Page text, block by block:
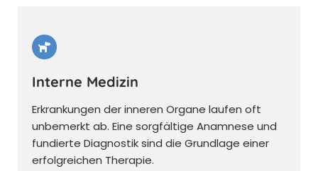
Interne Medizin
Erkrankungen der inneren Organe laufen oft
unbemerkt ab. Eine sorgfältige Anamnese und
fundierte Diagnostik sind die Grundlage einer
erfolgreichen Therapie.